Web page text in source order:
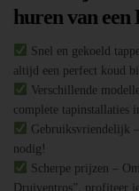
huren van
Snel en gekoeld
altijd een perfect koud
Verschillende
complete tapinstallaties
Gebruiksvriendelijk
nodig!
Scherpe prijzen –
Druiventros”, profiteer